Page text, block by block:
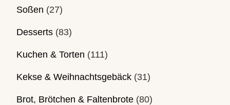
Soßen (27)
Desserts (83)
Kuchen & Torten (111)
Kekse & Weihnachtsgebäck (31)
Brot, Brötchen & Faltenbrote (80)